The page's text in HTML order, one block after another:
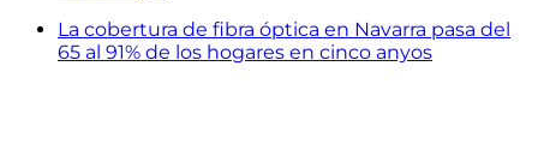
La cobertura de fibra óptica en Navarra pasa del
65 al 91% de los hogares en cinco anyos